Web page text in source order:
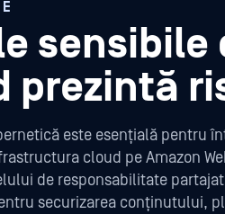
sensibile
prezintă
este esențială pentru
cloud pe Amazon
de responsabilitate
securizarea conținutului,